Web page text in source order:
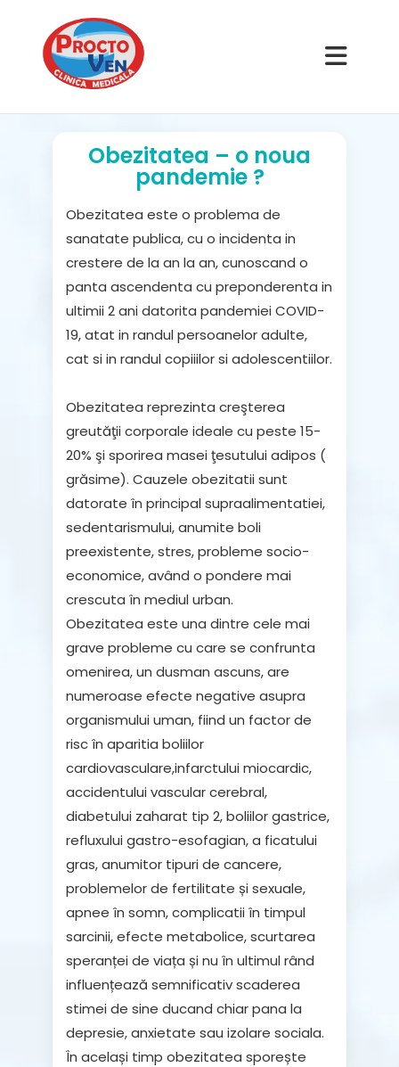
Obezitatea – o noua
pandemie ?
Obezitatea este o problema de
sanatate publica, cu o incidenta in
crestere de la an la an, cunoscand o
panta ascendenta cu preponderenta in
ultimii 2 ani datorita pandemiei COVID-
19, atat in randul persoanelor adulte,
cat si in randul copiiilor si adolescentiilor.
Obezitatea reprezinta creşterea
greutăţii corporale ideale cu peste 15-
20% şi sporirea masei ţesutului adipos (
grăsime). Cauzele obezitatii sunt
datorate în principal supraalimentatiei,
sedentarismului, anumite boli
preexistente, stres, probleme socio-
economice, având o pondere mai
crescuta în mediul urban.
Obezitatea este una dintre cele mai
grave probleme cu care se confrunta
omenirea, un dusman ascuns, are
numeroase efecte negative asupra
organismului uman, fiind un factor de
risc în aparitia boliilor
cardiovasculare,infarctului miocardic,
accidentului vascular cerebral,
diabetului zaharat tip 2, boliilor gastrice,
refluxului gastro-esofagian, a ficatului
gras, anumitor tipuri de cancere,
problemelor de fertilitate și sexuale,
apnee în somn, complicatii în timpul
sarcinii, efecte metabolice, scurtarea
speranței de viața și nu în ultimul rând
influențează semnificativ scaderea
stimei de sine ducand chiar pana la
depresie, anxietate sau izolare sociala.
În același timp obezitatea sporește